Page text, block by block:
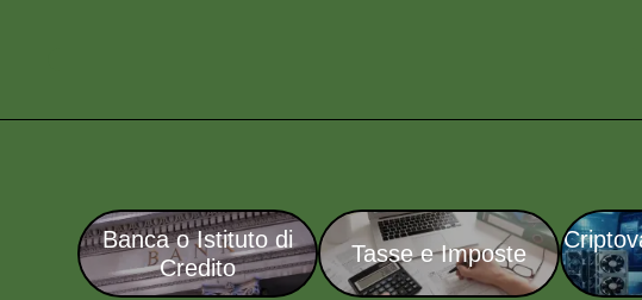
Banca o Istituto di
Credito
Tasse e Imposte